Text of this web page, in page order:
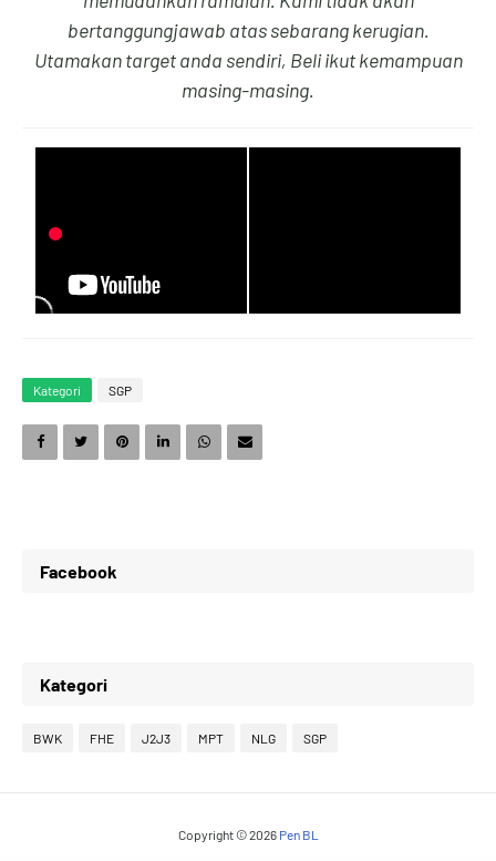
8
9
3
4
3
4
3
4
7
8
bertanggungjawab atas sebarang kerugian.
Utamakan target anda sendiri, Beli ikut kemampuan
masing-masing.
Kategori SGP
Facebook
Kategori
BWK FHE J2J3 MPT NLG SGP
Copyright ©2026 Pen BL